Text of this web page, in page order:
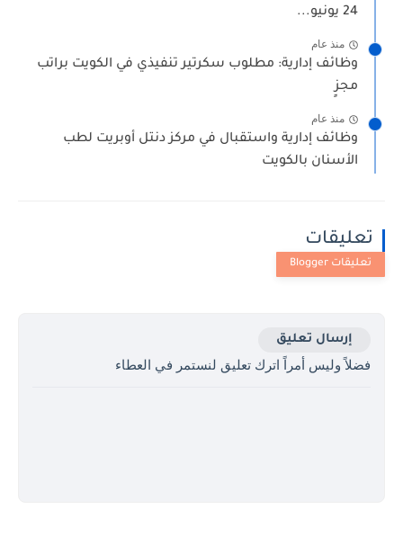
24 يونيو...
منذ عام
وظائف إدارية: مطلوب سكرتير تنفيذي في الكويت براتب
مجزٍ
منذ عام
وظائف إدارية واستقبال في مركز دنتل أوبريت لطب
الأسنان بالكويت
تعليقات
إرسال تعليق
فضلاً وليس أمراً اترك تعليق لنستمر في العطاء